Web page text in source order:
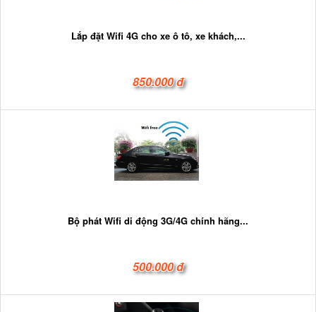
Lắp đặt Wifi 4G cho xe ô tô, xe khách,...
850.000 đ
Bộ phát Wifi di động 3G/4G chính hãng...
500.000 đ